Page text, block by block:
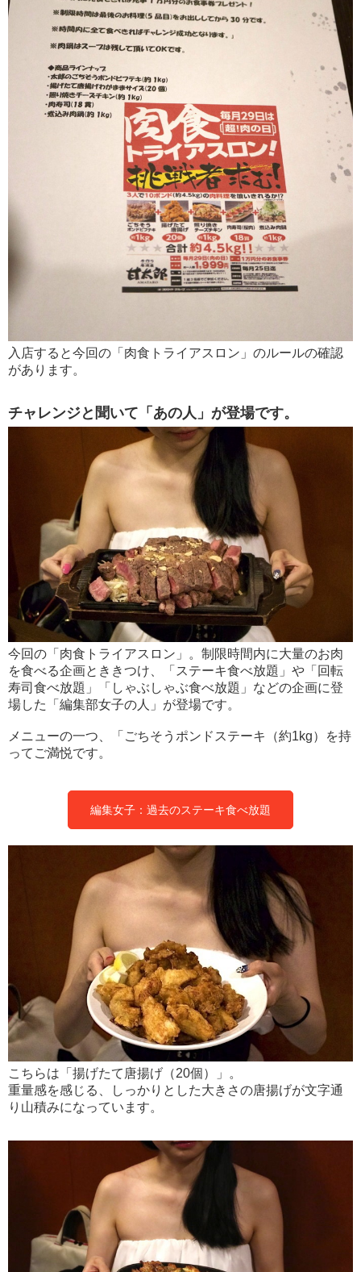
入店すると今回の「肉食トライアスロン」のルールの確認
があります。
チャレンジと聞いて「あの人」が登場です。
今回の「肉食トライアスロン」。制限時間内に大量のお肉
を食べる企画とききつけ、「ステーキ食べ放題」や「回転
寿司食べ放題」「しゃぶしゃぶ食べ放題」などの企画に登
場した「編集部女子の人」が登場です。
メニューの一つ、「ごちそうポンドステーキ（約1kg）を持
ってご満悦です。
編集女子：過去のステーキ食べ放題
こちらは「揚げたて唐揚げ（20個）」。
重量感を感じる、しっかりとした大きさの唐揚げが文字通
り山積みになっています。